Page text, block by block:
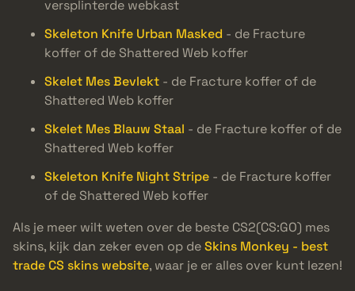
versplinterde webkast
Skeleton Knife Urban Masked - de Fracture
koffer of de Shattered Web koffer
Skelet Mes Bevlekt - de Fracture koffer of de
Shattered Web koffer
Skelet Mes Blauw Staal - de Fracture koffer of de
Shattered Web koffer
Skeleton Knife Night Stripe - de Fracture koffer
of de Shattered Web koffer
Als je meer wilt weten over de beste CS2(CS:GO) mes
skins, kijk dan zeker even op deSkins Monkey - best
trade CS skins website, waar je er alles over kunt lezen!